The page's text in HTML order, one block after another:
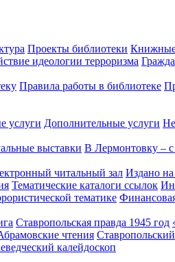
Проекты библиотеки Книжные
идеологии терроризма
Правила работы в библиотеке
услуги Дополнительные услуги
выставки В Лермонтовку –
читальный зал Издано
Тематические каталоги ссылок
тематике
Ставропольская правда 1945 год
чтения
калейдоскоп